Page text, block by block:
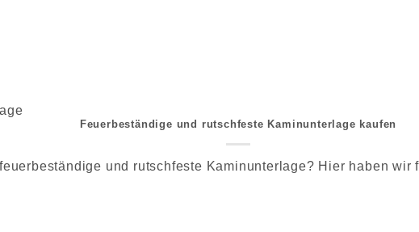
Feuerbeständige und rutschfeste Kaminunterlage kaufen
und rutschfeste Kaminunterlage? Hier haben wir